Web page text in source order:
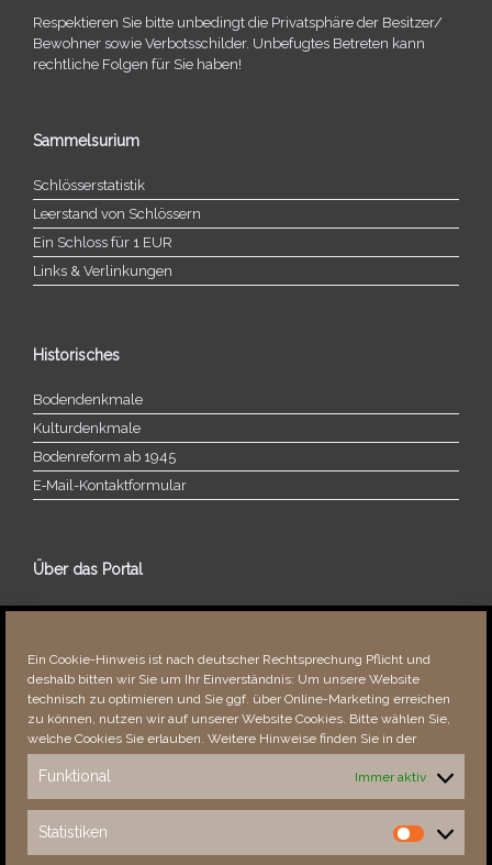
Ein Cookie-Hinweis ist nach deutscher Rechtsprechung Pflicht und
deshalb bitten wir Sie um Ihr Einverständnis: Um unsere Website
technisch zu optimieren und Sie ggf. über Online-Marketing erreichen
zu können, nutzen wir auf unserer Website Cookies. Bitte wählen Sie,
welche Cookies Sie erlauben. Weitere Hinweise finden Sie in der
Funktional Immer aktiv
Statistiken
Statistiken
Respektieren Sie bitte unbe­dingt die Privatsphäre der Besitzer/​
Bewohner sowie Verbotsschilder. Unbefugtes Betreten kann
recht­li­che Folgen für Sie haben!
Sammelsurium
Schlösserstatistik
Leerstand von Schlössern
Ein Schloss für 1 EUR
Links & Verlinkungen
Historisches
Bodendenkmale
Kulturdenkmale
Bodenreform ab 1945
E‑Mail-​​Kontaktformular
Über das Portal
Über dieses Portal
Fehler bemerkt?
Besucher seit 08/​2021